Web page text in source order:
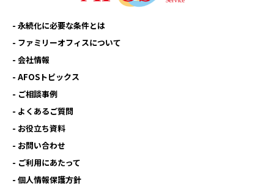
永続化に必要な条件とは
ファミリーオフィスについて
会社情報
AFOSトピックス
ご相談事例
よくあるご質問
お役立ち資料
お問い合わせ
ご利用にあたって
個人情報保護方針